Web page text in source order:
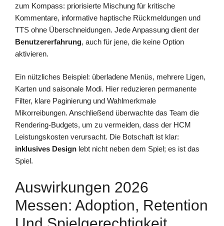
zum Kompass: priorisierte Mischung für kritische
Kommentare, informative haptische Rückmeldungen und
TTS ohne Überschneidungen. Jede Anpassung dient der
Benutzererfahrung, auch für jene, die keine Option
aktivieren.
Ein nützliches Beispiel: überladene Menüs, mehrere Ligen,
Karten und saisonale Modi. Hier reduzieren permanente
Filter, klare Paginierung und Wahlmerkmale
Mikorreibungen. Anschließend überwachte das Team die
Rendering-Budgets, um zu vermeiden, dass der HCM
Leistungskosten verursacht. Die Botschaft ist klar:
inklusives Design lebt nicht neben dem Spiel; es ist das
Spiel.
Auswirkungen 2026
Messen: Adoption, Retention